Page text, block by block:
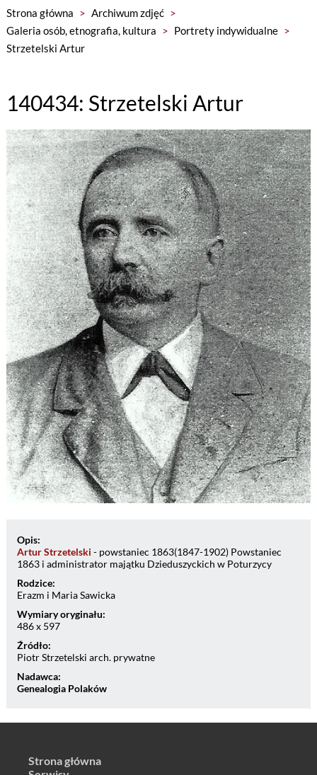
Strona główna > Archiwum zdjęć >
Galeria osób, etnografia, kultura > Portrety indywidualne >
Strzetelski Artur
140434: Strzetelski Artur
Opis:
Artur Strzetelski - powstaniec 1863(1847-1902) Powstaniec
1863 i administrator majątku Dzieduszyckich w Poturzycy
Rodzice:
Erazm i Maria Sawicka
Wymiary oryginału:
486 x 597
Źródło:
Piotr Strzetelski arch. prywatne
Nadawca:
Genealogia Polaków
Strona główna